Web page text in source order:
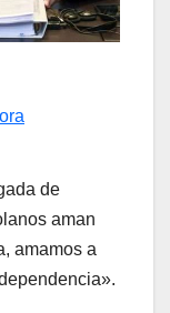
de
aman
amamos a